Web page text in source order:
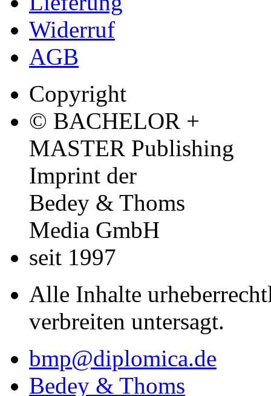
Alle Inhalte
verbreiten untersagt.
bmp@diplomica.de
Bedey & Thoms
Media GmbH
BACHELOR +
kostenlos deine
Seit 2010 ermöglichen
von akademischen
allen Fachbereichen.
Nutze unsere